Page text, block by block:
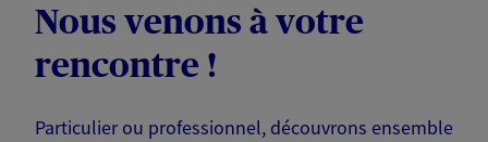
Nous venons à votre
rencontre !
Particulier ou professionnel, découvrons ensemble